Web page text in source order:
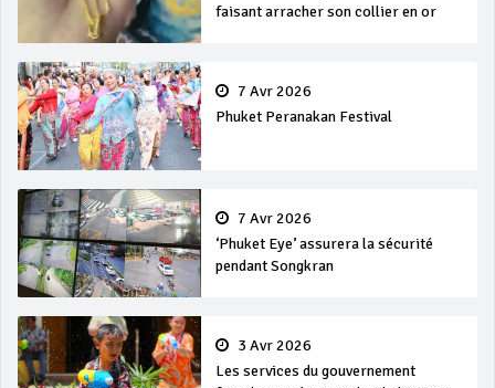
faisant arracher son collier en or
7 Avr 2026
Phuket Peranakan Festival
7 Avr 2026
‘Phuket Eye’ assurera la sécurité
pendant Songkran
3 Avr 2026
Les services du gouvernement